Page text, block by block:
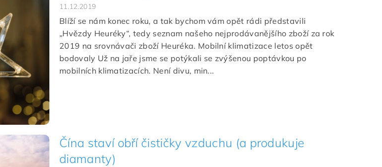
11.12.2019
Blíží se nám konec roku, a tak bychom vám opět rádi představili
„Hvězdy Heuréky“, tedy seznam našeho nejprodávanějšího zboží za rok
2019 na srovnávači zboží Heuréka. Mobilní klimatizace letos opět
bodovaly Už na jaře jsme se potýkali se zvýšenou poptávkou po
mobilních klimatizacích. Není divu, min...
Čína staví obří čističky vzduchu (a produkuje
diamanty)